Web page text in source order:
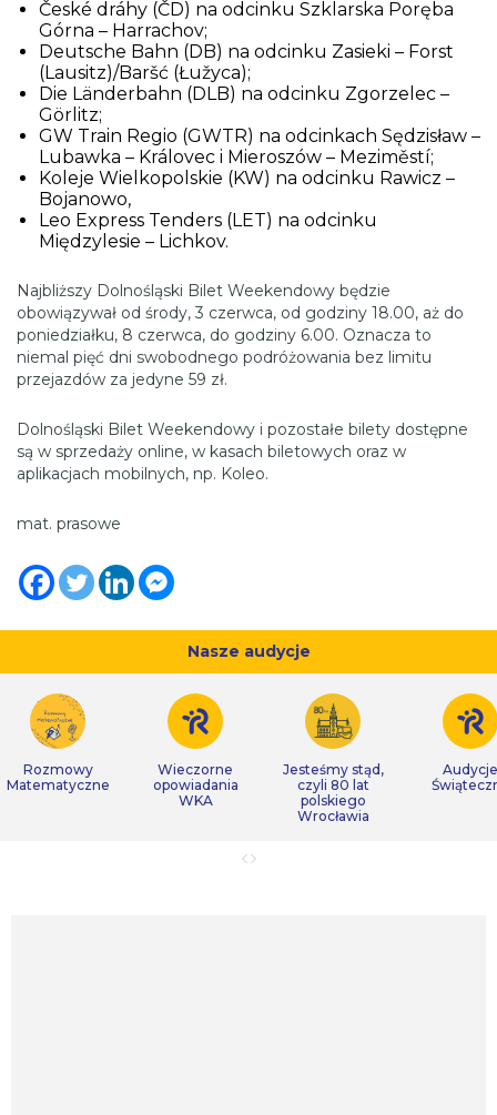
České dráhy (ČD) na odcinku Szklarska Poręba
Górna – Harrachov;
Deutsche Bahn (DB) na odcinku Zasieki – Forst
(Lausitz)/Baršć (Łužyca);
Die Länderbahn (DLB) na odcinku Zgorzelec –
Görlitz;
GW Train Regio (GWTR) na odcinkach Sędzisław –
Lubawka – Královec i Mieroszów – Meziměstí;
Koleje Wielkopolskie (KW) na odcinku Rawicz –
Bojanowo,
Leo Express Tenders (LET) na odcinku
Międzylesie – Lichkov.
Najbliższy Dolnośląski Bilet Weekendowy będzie
obowiązywał od środy, 3 czerwca, od godziny 18.00, aż do
poniedziałku, 8 czerwca, do godziny 6.00. Oznacza to
niemal pięć dni swobodnego podróżowania bez limitu
przejazdów za jedyne 59 zł.
Dolnośląski Bilet Weekendowy i pozostałe bilety dostępne
są w sprzedaży online, w kasach biletowych oraz w
aplikacjach mobilnych, np. Koleo.
mat. prasowe
Nasze audycje
Rozmowy
Matematyczne
Wieczorne
opowiadania
WKA
Jesteśmy stąd,
czyli 80 lat
polskiego
Wrocławia
Audycje